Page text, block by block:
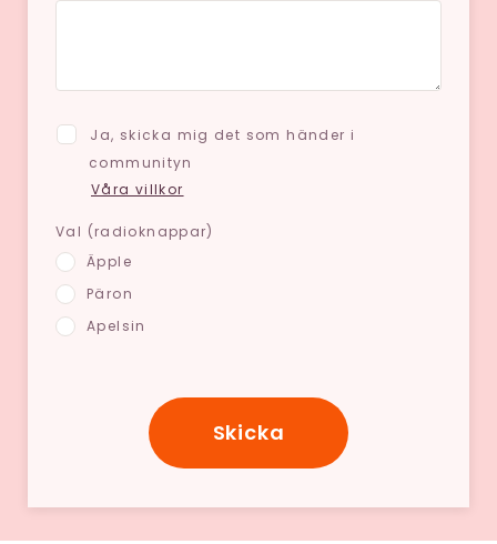
Ja, skicka mig det som händer i
communityn
Våra villkor
Val (radioknappar)
Äpple
Päron
Apelsin
Skicka